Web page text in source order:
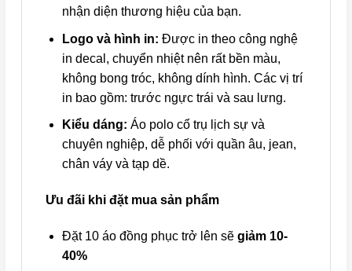
nhận diện thương hiệu của bạn.
Logo và hình in: Được in theo công nghệ
in decal, chuyển nhiệt nên rất bền màu,
không bong tróc, không dính hình. Các vị trí
in bao gồm: trước ngực trái và sau lưng.
Kiểu dáng: Áo polo cổ trụ lịch sự và
chuyên nghiệp, dễ phối với quần âu, jean,
chân váy và tạp dề.
Ưu đãi khi đặt mua sản phẩm
Đặt 10 áo đồng phục trở lên sẽ giảm 10-
40%